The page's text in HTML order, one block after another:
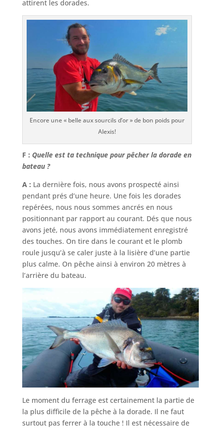
attirent les dorades.
Encore une « belle aux sourcils d’or » de bon poids pour
Alexis!
F : Quelle est ta technique pour pêcher la dorade en
bateau ?
A : La dernière fois, nous avons prospecté ainsi
pendant prés d’une heure. Une fois les dorades
repérées, nous nous sommes ancrés en nous
positionnant par rapport au courant. Dés que nous
avons jeté, nous avons immédiatement enregistré
des touches. On tire dans le courant et le plomb
roule jusqu’à se caler juste à la lisière d’une partie
plus calme. On pêche ainsi à environ 20 mètres à
l’arrière du bateau.
Le moment du ferrage est certainement la partie de
la plus difficile de la pêche à la dorade. Il ne faut
surtout pas ferrer à la touche ! Il est nécessaire de